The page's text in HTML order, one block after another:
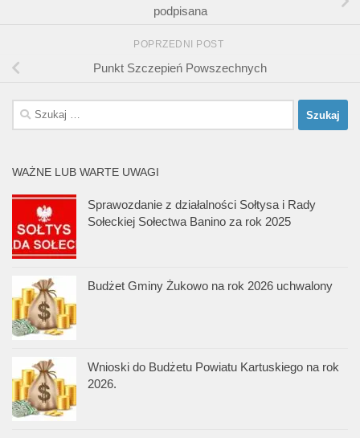
podpisana
POPRZEDNI POST
Punkt Szczepień Powszechnych
Szukaj:
WAŻNE LUB WARTE UWAGI
Sprawozdanie z działalności Sołtysa i Rady
Sołeckiej Sołectwa Banino za rok 2025
Budżet Gminy Żukowo na rok 2026 uchwalony
Wnioski do Budżetu Powiatu Kartuskiego na rok
2026.